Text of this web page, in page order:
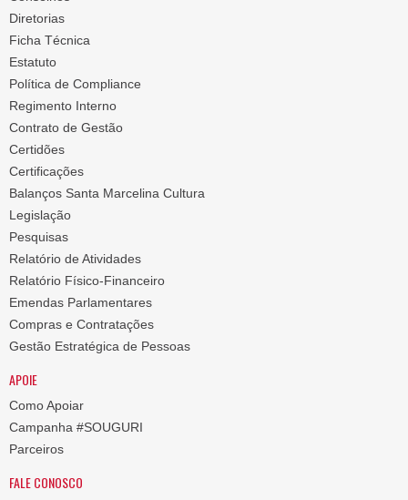
Diretorias
Ficha Técnica
Estatuto
Política de Compliance
Regimento Interno
Contrato de Gestão
Certidões
Certificações
Balanços Santa Marcelina Cultura
Legislação
Pesquisas
Relatório de Atividades
Relatório Físico-Financeiro
Emendas Parlamentares
Compras e Contratações
Gestão Estratégica de Pessoas
APOIE
Como Apoiar
Campanha #SOUGURI
Parceiros
FALE CONOSCO